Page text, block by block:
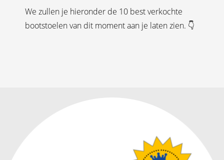
We zullen je hieronder de 10 best verkochte
bootstoelen van dit moment aan je laten zien. 👇